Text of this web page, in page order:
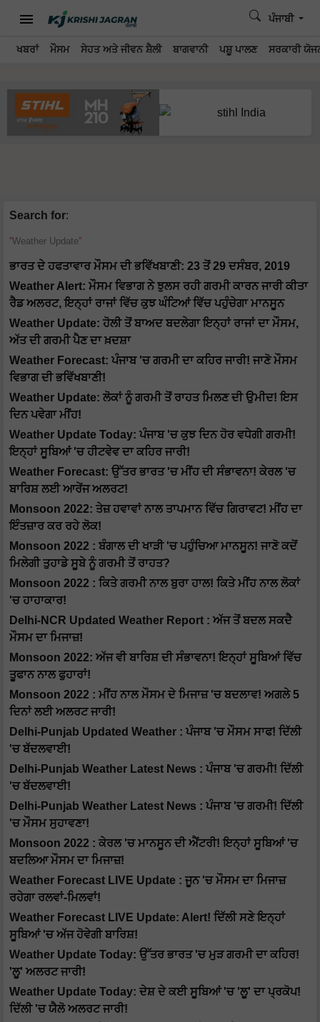
ਖਬਰਾਂ ਮੌਸਮ ਸੇਹਤ ਅਤੇ ਜੀਵਨ ਸ਼ੈਲੀ ਬਾਗਵਾਨੀ ਪਸ਼ੂ ਪਾਲਣ ਸਰਕਾਰੀ
ਪੰਜਾਬੀ
Search for:
Weather Update
ਭਾਰਤ ਦੇ ਹਫਤਾਵਾਰ ਮੌਸਮ ਦੀ ਭਵਿੱਖਬਾਣੀ: 23 ਤੋਂ 29 ਦਸੰਬਰ, 2019
Weather Alert: ਮੌਸਮ ਵਿਭਾਗ ਨੇ ਝੁਲਸ ਰਹੀ ਗਰਮੀ ਕਾਰਨ ਜਾਰੀ ਕੀਤਾ
ਰੈਡ ਅਲਰਟ, ਇਨ੍ਹਾਂ ਰਾਜਾਂ ਵਿੱਚ ਕੁਝ ਘੰਟਿਆਂ ਵਿੱਚ ਪਹੁੰਚੇਗਾ ਮਾਨਸੂਨ
Weather Update: ਹੋਲੀ ਤੋਂ ਬਾਅਦ ਬਦਲੇਗਾ ਇਨ੍ਹਾਂ ਰਾਜਾਂ ਦਾ ਮੌਸਮ,
ਅੱਤ ਦੀ ਗਰਮੀ ਪੈਣ ਦਾ ਖ਼ਦਸ਼ਾ
Weather Forecast: ਪੰਜਾਬ 'ਚ ਗਰਮੀ ਦਾ ਕਹਿਰ ਜਾਰੀ! ਜਾਣੋ ਮੌਸਮ
ਵਿਭਾਗ ਦੀ ਭਵਿੱਖਬਾਣੀ!
Weather Update: ਲੋਕਾਂ ਨੂੰ ਗਰਮੀ ਤੋਂ ਰਾਹਤ ਮਿਲਣ ਦੀ ਉਮੀਦ! ਇਸ
ਦਿਨ ਪਵੇਗਾ ਮੀਂਹ!
Weather Update Today: ਪੰਜਾਬ 'ਚ ਕੁਝ ਦਿਨ ਹੋਰ ਵਧੇਗੀ ਗਰਮੀ!
ਇਨ੍ਹਾਂ ਸੂਬਿਆਂ 'ਚ ਹੀਟਵੇਵ ਦਾ ਕਹਿਰ ਜਾਰੀ!
Weather Forecast: ਉੱਤਰ ਭਾਰਤ 'ਚ ਮੀਂਹ ਦੀ ਸੰਭਾਵਨਾ! ਕੇਰਲ 'ਚ
ਬਾਰਿਸ਼ ਲਈ ਆਰੇਂਜ ਅਲਰਟ!
Monsoon 2022: ਤੇਜ਼ ਹਵਾਵਾਂ ਨਾਲ ਤਾਪਮਾਨ ਵਿੱਚ ਗਿਰਾਵਟ! ਮੀਂਹ ਦਾ
ਇੰਤਜ਼ਾਰ ਕਰ ਰਹੇ ਲੋਕ!
Monsoon 2022 : ਬੰਗਾਲ ਦੀ ਖਾੜੀ 'ਚ ਪਹੁੰਚਿਆ ਮਾਨਸੂਨ! ਜਾਣੋ ਕਦੋਂ
ਮਿਲੇਗੀ ਤੁਹਾਡੇ ਸੂਬੇ ਨੂੰ ਗਰਮੀ ਤੋਂ ਰਾਹਤ?
Monsoon 2022 : ਕਿਤੇ ਗਰਮੀ ਨਾਲ ਬੁਰਾ ਹਾਲ! ਕਿਤੇ ਮੀਂਹ ਨਾਲ ਲੋਕਾਂ
'ਚ ਹਾਹਾਕਾਰ!
Delhi-NCR Updated Weather Report : ਅੱਜ ਤੋਂ ਬਦਲ ਸਕਦੈ
ਮੌਸਮ ਦਾ ਮਿਜਾਜ਼!
Monsoon 2022: ਅੱਜ ਵੀ ਬਾਰਿਸ਼ ਦੀ ਸੰਭਾਵਨਾ! ਇਨ੍ਹਾਂ ਸੂਬਿਆਂ ਵਿੱਚ
ਤੂਫਾਨ ਨਾਲ ਫੁਹਾਰਾਂ!
Monsoon 2022 : ਮੀਂਹ ਨਾਲ ਮੌਸਮ ਦੇ ਮਿਜਾਜ਼ 'ਚ ਬਦਲਾਵ! ਅਗਲੇ 5
ਦਿਨਾਂ ਲਈ ਅਲਰਟ ਜਾਰੀ!
Delhi-Punjab Updated Weather : ਪੰਜਾਬ 'ਚ ਮੌਸਮ ਸਾਫ! ਦਿੱਲੀ
'ਚ ਬੱਦਲਵਾਈ!
Delhi-Punjab Weather Latest News : ਪੰਜਾਬ 'ਚ ਗਰਮੀ! ਦਿੱਲੀ
'ਚ ਬੱਦਲਵਾਈ!
Delhi-Punjab Weather Latest News : ਪੰਜਾਬ 'ਚ ਗਰਮੀ! ਦਿੱਲੀ
'ਚ ਮੌਸਮ ਸੁਹਾਵਣਾ!
Monsoon 2022 : ਕੇਰਲ 'ਚ ਮਾਨਸੂਨ ਦੀ ਐਂਟਰੀ! ਇਨ੍ਹਾਂ ਸੂਬਿਆਂ 'ਚ
ਬਦਲਿਆ ਮੌਸਮ ਦਾ ਮਿਜਾਜ਼!
Weather Forecast LIVE Update : ਜੂਨ 'ਚ ਮੌਸਮ ਦਾ ਮਿਜਾਜ਼
ਰਹੇਗਾ ਰਲਵਾਂ-ਮਿਲਵਾਂ!
Weather Forecast LIVE Update: Alert! ਦਿੱਲੀ ਸਣੇ ਇਨ੍ਹਾਂ
ਸੂਬਿਆਂ 'ਚ ਅੱਜ ਹੋਵੇਗੀ ਬਾਰਿਸ਼!
Weather Update Today: ਉੱਤਰ ਭਾਰਤ 'ਚ ਮੁੜ ਗਰਮੀ ਦਾ ਕਹਿਰ!
'ਲੂ' ਅਲਰਟ ਜਾਰੀ!
Weather Update Today: ਦੇਸ਼ ਦੇ ਕਈ ਸੂਬਿਆਂ 'ਚ 'ਲੂ' ਦਾ ਪ੍ਰਕੋਪ!
ਦਿੱਲੀ 'ਚ ਯੈਲੋ ਅਲਰਟ ਜਾਰੀ!